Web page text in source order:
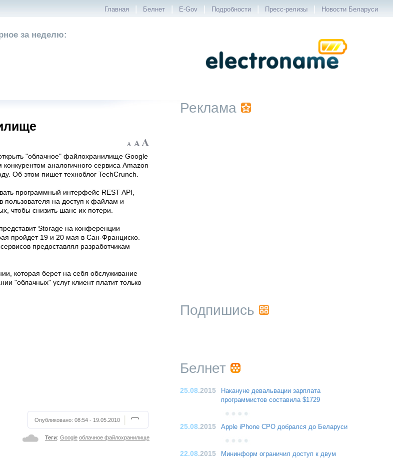
Главная | Белнет | E-Gov | Подробности | Пресс-релизы | Новости Беларуси
за неделю:
"облачное" файлохранилище Google
аналогичного сервиса Amazon
Об этом пишет техноблог TechCrunch.
программный интерфейс REST API,
пользователя на доступ к файлам и
чтобы снизить шанс их потери.
Storage на конференции
пройдет 19 и 20 мая в Сан-Франциско.
предоставлял разработчикам
которая берет на себя обслуживание
"облачных" услуг клиент платит только
Опубликовано: 08:54 - 19.05.2010
Теги: Google облачное файлохранилище
Реклама
Подпишись
Белнет
25.08.2015
Накануне девальвации зарплата
программистов составила $1729
25.08.2015 Apple iPhone CPO добрался до Беларуси
22.08.2015
Мининформ ограничил доступ к двум